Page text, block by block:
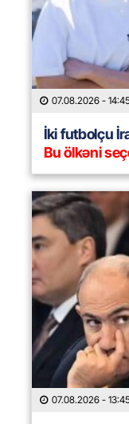
07.08.2026 -
İki futbolçu
Bu ölkəni
07.08.2026 -